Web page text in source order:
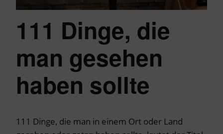
111 Dinge, die
man gesehen
haben sollte
111 Dinge, die man in einem Ort oder Land